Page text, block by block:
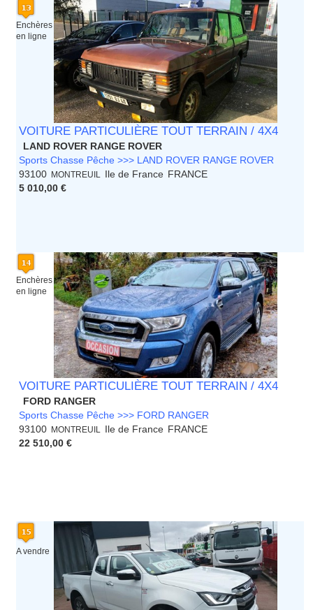
Enchères
en ligne
VOITURE PARTICULIÈRE TOUT TERRAIN / 4X4
LAND ROVER RANGE ROVER
Sports Chasse Pêche >>> LAND ROVER RANGE ROVER
93100
MONTREUIL Ile de France FRANCE
5 010,00 €
Enchères
en ligne
VOITURE PARTICULIÈRE TOUT TERRAIN / 4X4
FORD RANGER
Sports Chasse Pêche >>> FORD RANGER
93100
MONTREUIL Ile de France FRANCE
22 510,00 €
A vendre